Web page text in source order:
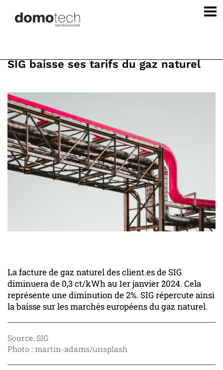
SIG baisse ses tarifs du gaz naturel
La facture de gaz naturel des client.es de SIG
diminuera de 0,3 ct/kWh au 1er janvier 2024. Cela
représente une diminution de 2%. SIG répercute ainsi
la baisse sur les marchés européens du gaz naturel.
Source: SIG
Photo : martin-adams/unsplash